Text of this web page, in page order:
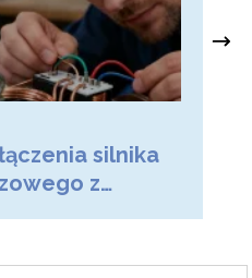
silnika
z